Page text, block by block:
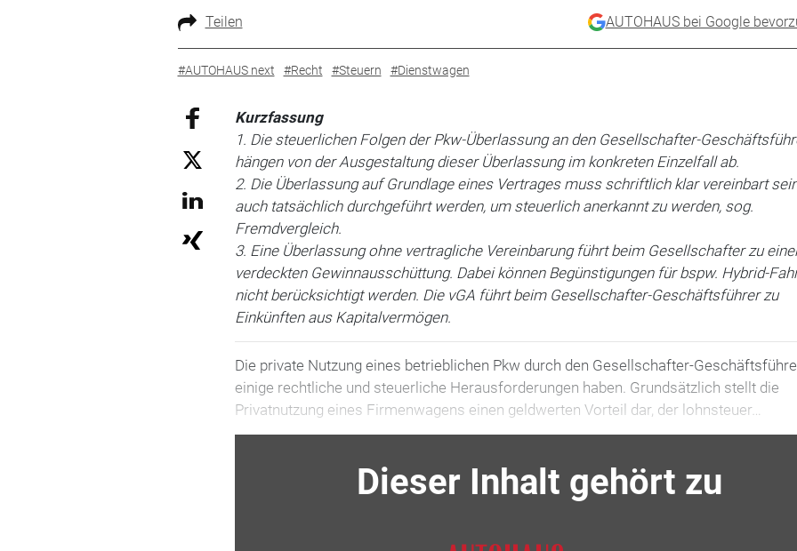
Teilen AUTOHAUS bei Google
#AUTOHAUS next #Recht #Steuern #Dienstwagen
Kurzfassung
1. Die steuerlichen Folgen der Pkw-Überlassung an den Gesellschafter-
hängen von der Ausgestaltung dieser Überlassung im konkreten Einzelfall ab.
2. Die Überlassung auf Grundlage eines Vertrages muss schriftlich klar vereinbart
auch tatsächlich durchgeführt werden, um steuerlich anerkannt zu werden, sog.
Fremdvergleich.
3. Eine Überlassung ohne vertragliche Vereinbarung führt beim Gesellschafter zu
verdeckten Gewinnausschüttung. Dabei können Begünstigungen für bspw. Hybrid-
nicht berücksichtigt werden. Die vGA führt beim Gesellschafter-Geschäftsführer zu
Einkünften aus Kapitalvermögen.
Die private Nutzung eines betrieblichen Pkw durch den Gesellschafter-
einige rechtliche und steuerliche Herausforderungen haben. Grundsätzlich stellt die
Privatnutzung eines Firmenwagens einen geldwerten Vorteil dar, der lohnsteuer…
Dieser Inhalt gehört zu